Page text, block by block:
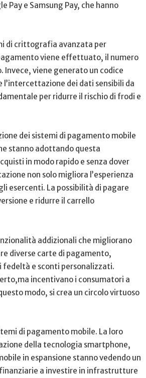
Pay e Samsung Pay, che ⁤hanno
di crittografia avanzata per
viene effettuato, il numero
Invece, viene generato un codice
dei dati sensibili da
per ridurre ⁢il rischio di frodi ‍e
dei sistemi di pagamento ⁢mobile
stanno ‌adottando questa
in modo rapido e senza dover
non solo migliora l’esperienza
⁣esercenti. La possibilità di pagare
e ridurre il‍ carrello‍
addizionali che migliorano
diverse carte di pagamento,
fedeltà e sconti personalizzati.
incentivano i consumatori a
modo, si crea ‌un circolo virtuoso
di ⁤pagamento mobile. La⁤ loro
della tecnologia smartphone,
in espansione stanno vedendo un
a investire in infrastrutture